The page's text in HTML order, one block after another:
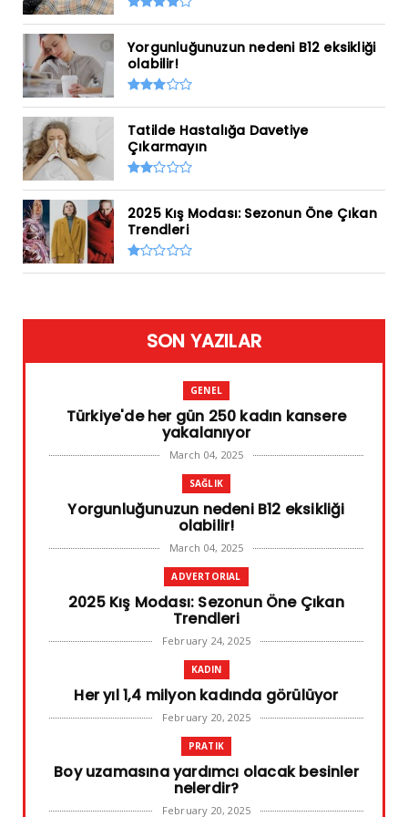
Yorgunluğunuzun nedeni B12 eksikliği
olabilir!
Tatilde Hastalığa Davetiye
Çıkarmayın
2025 Kış Modası: Sezonun Öne Çıkan
Trendleri
SON YAZILAR
GENEL
Türkiye'de her gün 250 kadın kansere
yakalanıyor
March 04, 2025
SAĞLIK
Yorgunluğunuzun nedeni B12 eksikliği
olabilir!
March 04, 2025
ADVERTORIAL
2025 Kış Modası: Sezonun Öne Çıkan
Trendleri
February 24, 2025
KADIN
Her yıl 1,4 milyon kadında görülüyor
February 20, 2025
PRATIK
Boy uzamasına yardımcı olacak besinler
nelerdir?
February 20, 2025